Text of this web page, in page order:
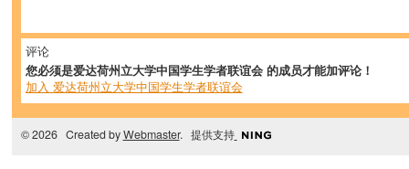
评论
您必须是爱达荷州立大学中国学生学者联谊会 的成员才能加评论！
加入 爱达荷州立大学中国学生学者联谊会
© 2026 Created byWebmaster. 提供支持